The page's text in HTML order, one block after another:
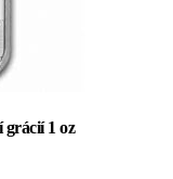
1 oz